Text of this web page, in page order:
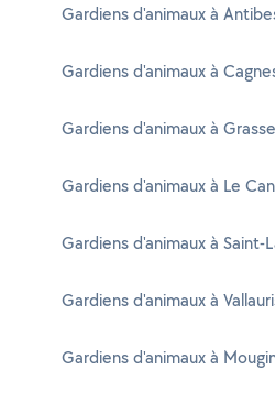
Gardiens d'animaux à
Gardiens d'animaux à
Gardiens d'animaux à Grasse
Gardiens d'animaux à Le
Gardiens d'animaux à Saint-
Gardiens d'animaux à
Gardiens d'animaux à